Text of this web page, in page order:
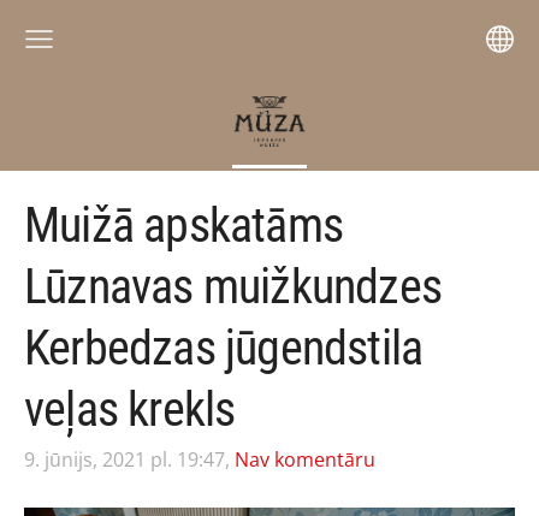
Muižā apskatāms
Lūznavas muižkundzes
Kerbedzas jūgendstila
veļas krekls
9. jūnijs, 2021 pl. 19:47, Nav komentāru